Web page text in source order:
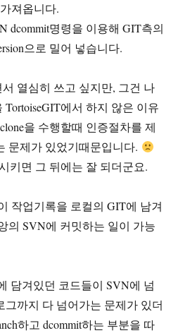
져옵니다.
dcommit명령을 이용해 GIT측의
으로 밀어 넣습니다.
열심히 쓰고 싶지만, 그건 나
에서 하지 않은 이유
을 수행할때 인증절차를 제
문제가 있었기때문입니다.
키면 그 뒤에는 잘 되더군요.
작업기록을 로컬의 GIT에 남겨
의 SVN에 커밋하는 일이 가능
담겨있던 코드들이 SVN에 넘
그까지 다 넘어가는 문제가 있더
하고 dcommit하는 부분을 따